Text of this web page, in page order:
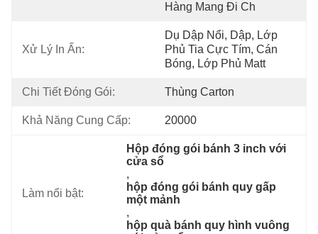
Hàng Mang Đi Ch
Xử Lý In Ấn:
Dụ Dập Nổi, Dập, Lớp
Phủ Tia Cực Tím, Cán
Bóng, Lớp Phủ Matt
Chi Tiết Đóng Gói: Thùng Carton
Khả Năng Cung Cấp: 20000
Làm nổi bật:
Hộp đóng gói bánh 3 inch với
cửa sổ
,
hộp đóng gói bánh quy gấp
một mảnh
,
hộp quà bánh quy hình vuông